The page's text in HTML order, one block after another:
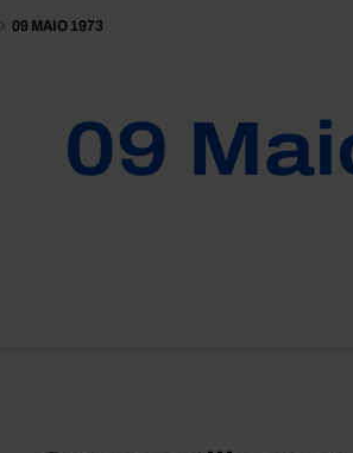
09 MAIO 1973
09